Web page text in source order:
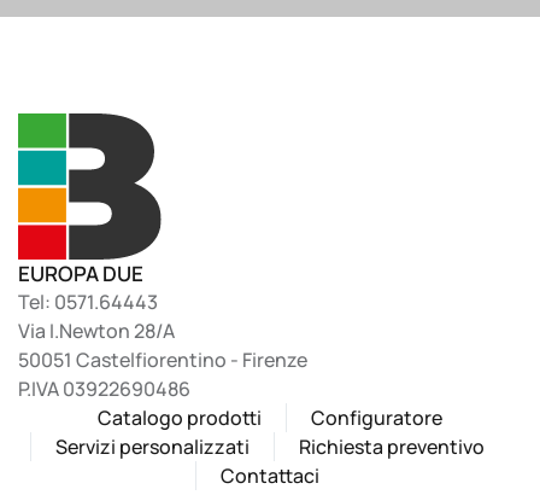
EUROPA DUE
Tel: 0571.64443
Via I.Newton 28/A
50051 Castelfiorentino - Firenze
P.IVA 03922690486
Catalogo prodotti
Configuratore
Servizi personalizzati
Richiesta preventivo
Contattaci